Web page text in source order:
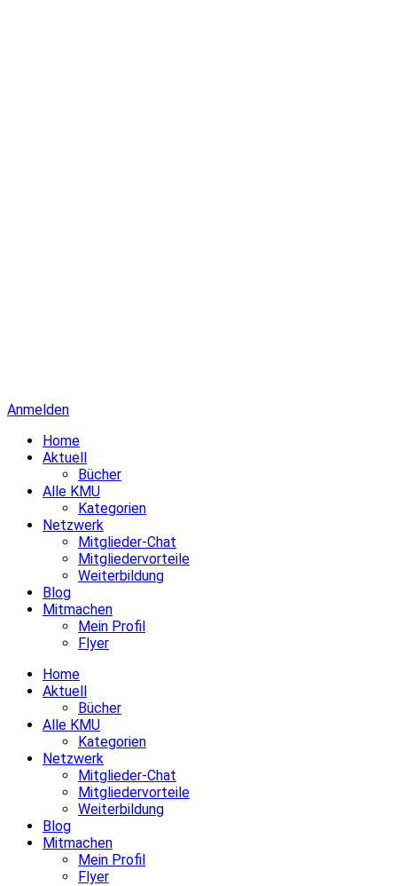
Anmelden
Home
Aktuell
Bücher
Alle KMU
Kategorien
Netzwerk
Mitglieder-Chat
Mitgliedervorteile
Weiterbildung
Blog
Mitmachen
Mein Profil
Flyer
Home
Aktuell
Bücher
Alle KMU
Kategorien
Netzwerk
Mitglieder-Chat
Mitgliedervorteile
Weiterbildung
Blog
Mitmachen
Mein Profil
Flyer